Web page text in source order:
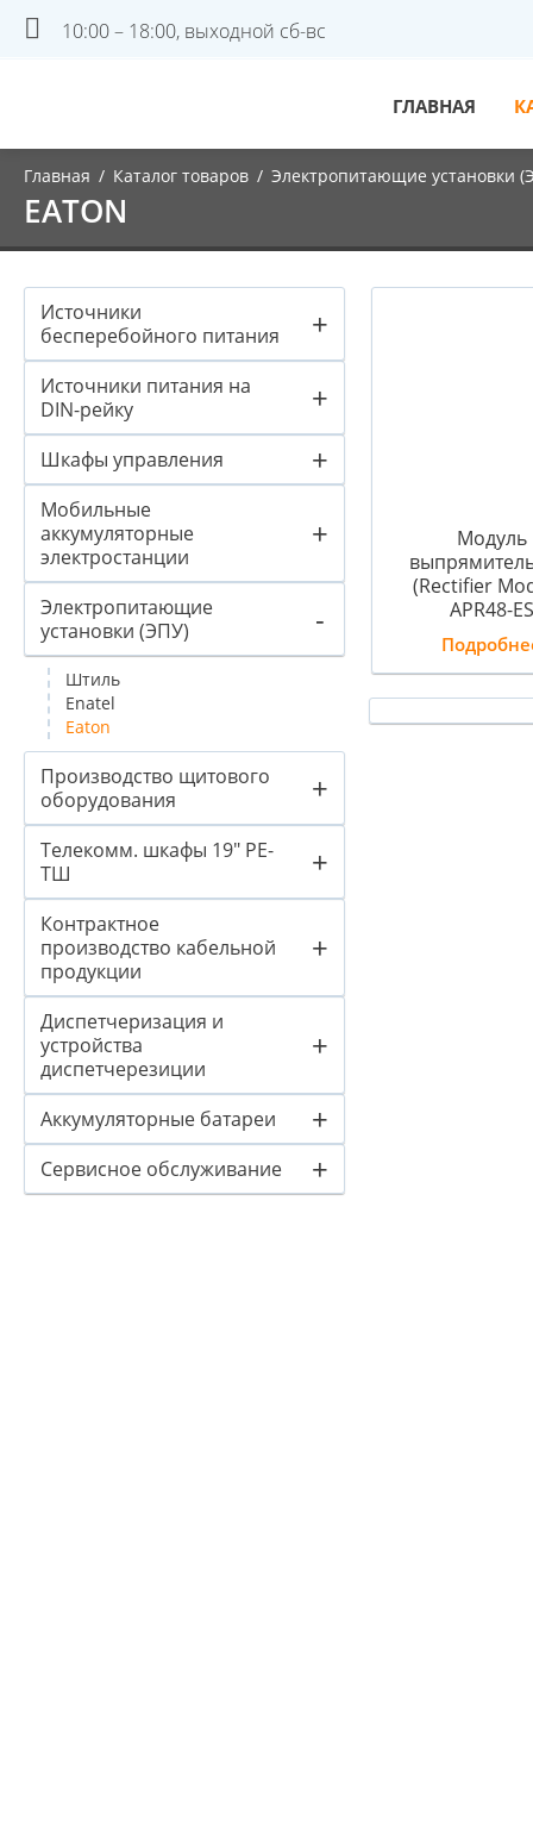
10:00 – 18:00, выходной сб-вс
ГЛАВНАЯ
Главная / Каталог товаров / Электропитающие установки
EATON
Источники
бесперебойного питания
+
Источники питания на
DIN-рейку
+
Шкафы управления +
Мобильные
аккумуляторные
электростанции
+
Электропитающие
установки (ЭПУ)
-
Штиль
Enatel
Eaton
Производство щитового
оборудования
+
Телекомм. шкафы 19" PE-
ТШ
+
Контрактное
производство кабельной
продукции
+
Диспетчеризация и
устройства
диспетчерезиции
+
Аккумуляторные батареи +
Сервисное обслуживание +
Модуль
(Rectifier
APR48-ES